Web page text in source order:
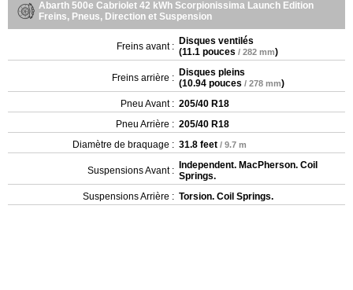
Abarth 500e Cabriolet 42 kWh Scorpionissima Launch Edition
Freins, Pneus, Direction et Suspension
Freins avant : Disques ventilés
(11.1 pouces / 282 mm)
Freins arrière : Disques pleins
(10.94 pouces / 278 mm)
Pneu Avant : 205/40 R18
Pneu Arrière : 205/40 R18
Diamètre de braquage : 31.8 feet / 9.7 m
Suspensions Avant : Independent. MacPherson. Coil
Springs.
Suspensions Arrière : Torsion. Coil Springs.